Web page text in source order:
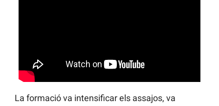
La formació va intensificar els assajos, va